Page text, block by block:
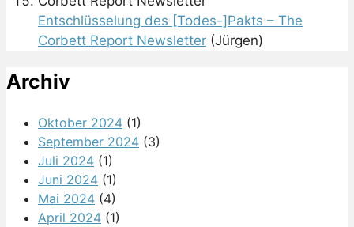
Entschlüsselung des [Todes-]Pakts – The
Corbett Report Newsletter (Jürgen)
Archiv
Oktober 2024 (1)
September 2024 (3)
Juli 2024 (1)
Juni 2024 (1)
Mai 2024 (4)
April 2024 (1)